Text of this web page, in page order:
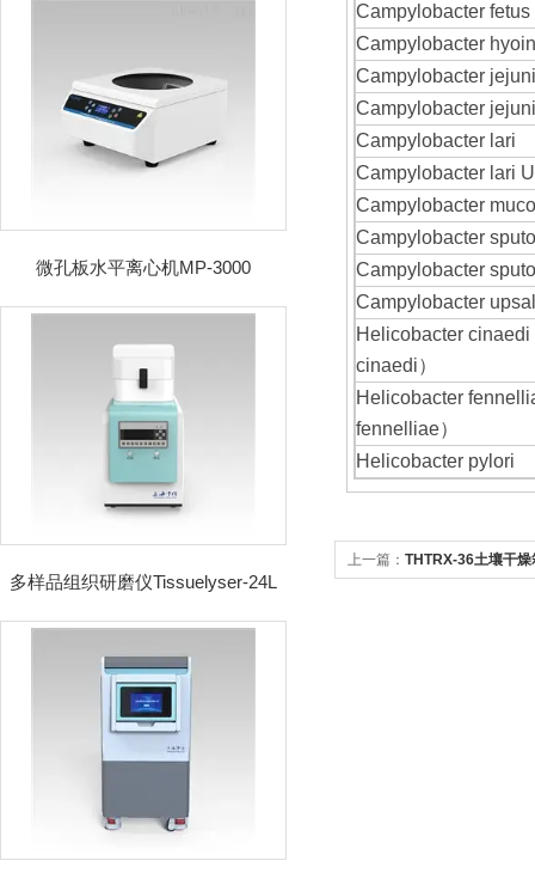
微孔板水平离心机MP-3000
多样品组织研磨仪Tissuelyser-24L
Campylobacter
Campylobacter
Campylobacter
Campylobacter
Campylobacter lari
Campylobacter lari
Campylobacter
Campylobacter
Campylobacter
Campylobacter
Helicobacter
cinaedi）
Helicobacter
fennelliae）
Helicobacter pylori
上一篇： THTRX-36土壤干燥